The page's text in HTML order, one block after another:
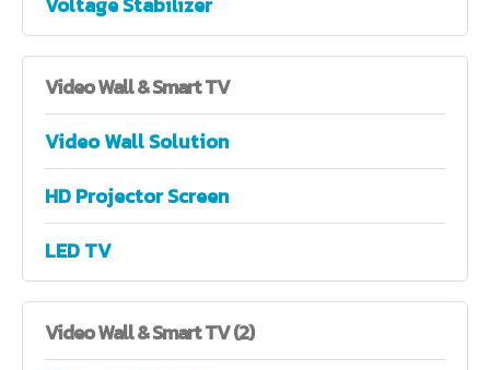
VideoWall & Smart TV
Video Wall Solution
HD Projector Screen
LED TV
VideoWall & Smart TV (2)